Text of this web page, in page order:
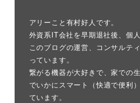
アリーこと有村好人です。
外資系IT会社を早期退社後、個人
このブログの運営、コンサルテ
っています。
繋がる機器が大好きで、家での
でいかにスマート（快適で便利
ています。